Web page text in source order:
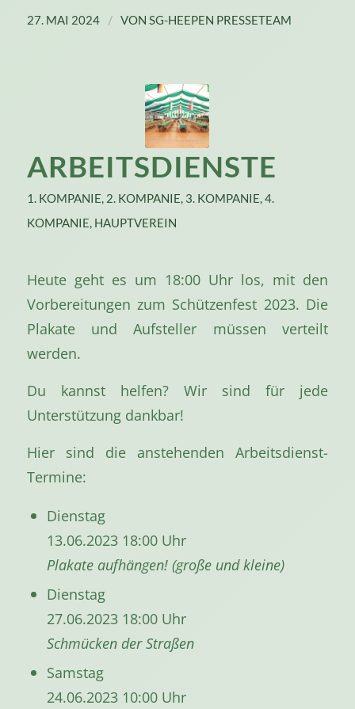
27. MAI 2024 / VON SG-HEEPEN PRESSETEAM
ARBEITSDIENSTE
1. KOMPANIE, 2. KOMPANIE, 3. KOMPANIE,4.
KOMPANIE, HAUPTVEREIN
Heute geht es um 18:00 Uhr los, mit den
Vorbereitungen zum Schützenfest 2023. Die
Plakate und Aufsteller müssen verteilt
werden.
Du kannst helfen? Wir sind für jede
Unterstützung dankbar!
Hier sind die anstehenden Arbeitsdienst-
Termine:
Dienstag
13.06.2023 18:00 Uhr
Plakate aufhängen! (große und kleine)
Dienstag
27.06.2023 18:00 Uhr
Schmücken der Straßen
Samstag
24.06.2023 10:00 Uhr